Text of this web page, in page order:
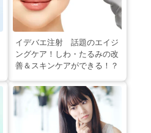
イデバエ注射 話題のエイジ
ングケア！しわ・たるみの改
善＆スキンケアができる！？